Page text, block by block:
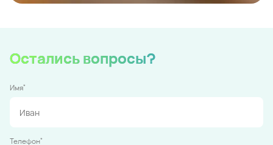
Остались вопросы?
Имя*
Телефон*